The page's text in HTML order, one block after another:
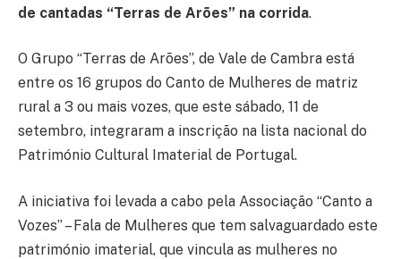
de cantadas “Terras de Arões” na corrida.
O Grupo “Terras de Arões”, de Vale de Cambra está
entre os 16 grupos do Canto de Mulheres de matriz
rural a 3 ou mais vozes, que este sábado, 11 de
setembro, integraram a inscrição na lista nacional do
Património Cultural Imaterial de Portugal.
A iniciativa foi levada a cabo pela Associação “Canto a
Vozes” – Fala de Mulheres que tem salvaguardado este
património imaterial, que vincula as mulheres no